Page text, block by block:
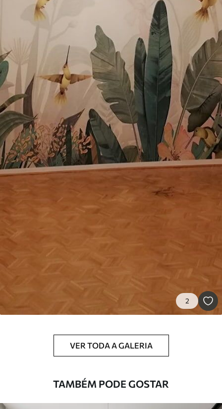
56 .67
Vinil Premium
.00 39.00€/m²
Peel and Stick
81.6749.00 €/m²
2
VER TODA A GALERIA
TAMBÉM PODE GOSTAR